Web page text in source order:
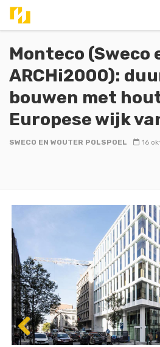
Monteco (Sweco
ARCHi2000):
bouwen met
Europese wijk
SWECO EN WOUTER POLSPOEL 16